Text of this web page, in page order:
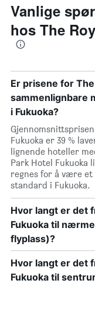
Vanlige
hos The
Er prisene for
sammenlignbare
i Fukuoka?
Fukuoka er 39 %
lignende hoteller
Park Hotel Fukuoka
regnes for å være
standard i Fukuoka.
Hvor langt er det
Fukuoka til
flyplass)?
Hvor langt er det
Fukuoka til